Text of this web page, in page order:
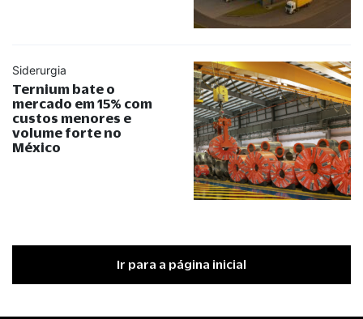
Siderurgia
Ternium bate o
mercado em 15% com
custos menores e
volume forte no
México
Ir para a página inicial